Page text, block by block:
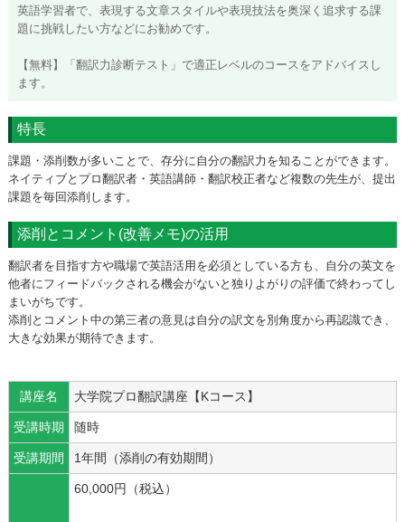
英語学習者で、表現する文章スタイルや表現技法を奥深く追求する課
題に挑戦したい方などにお勧めです。
【無料】「翻訳力診断テスト」で適正レベルのコースをアドバイスし
ます。
特長
課題・添削数が多いことで、存分に自分の翻訳力を知ることができます。
ネイティブとプロ翻訳者・英語講師・翻訳校正者など複数の先生が、提出
課題を毎回添削します。
添削とコメント(改善メモ)の活用
翻訳者を目指す方や職場で英語活用を必須としている方も、自分の英文を
他者にフィードバックされる機会がないと独りよがりの評価で終わってし
まいがちです。
添削とコメント中の第三者の意見は自分の訳文を別角度から再認識でき、
大きな効果が期待できます。
講座名 大学院プロ翻訳講座【Kコース】
受講時期 随時
受講期間 1年間（添削の有効期間）
60,000円（税込）